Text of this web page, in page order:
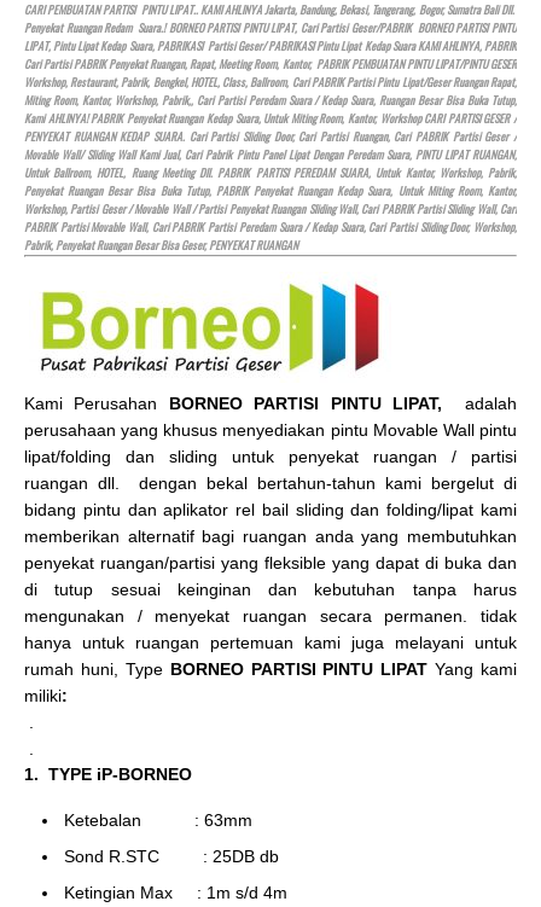
CARI PEMBUATAN PARTISI PINTU LIPAT.. KAMI AHLINYA Jakarta, Bandung, Bekasi, Tangerang, Bogor, Sumatra Bali Dll.
Penyekat Ruangan Redam Suara.! BORNEO PARTISI PINTU LIPAT, Cari Partisi Geser/PABRIK BORNEO PARTISI PINTU
LIPAT, Pintu Lipat Kedap Suara, PABRIKASI Partisi Geser/ PABRIKASI Pintu Lipat Kedap Suara KAMI AHLINYA, PABRIK
Cari Partisi PABRIK Penyekat Ruangan, Rapat, Meeting Room, Kantor, PABRIK PEMBUATAN PINTU LIPAT/PINTU GESER
Workshop, Restaurant, Pabrik, Bengkel,HOTEL, Class, Ballroom, Cari PABRIK Partisi Pintu Lipat/Geser Ruangan Rapat,
Miting Room, Kantor, Workshop, Pabrik,, Cari Partisi Peredam Suara / Kedap Suara, Ruangan Besar Bisa Buka Tutup,
Kami AHLINYA! PABRIK Penyekat Ruangan Kedap Suara, Untuk Miting Room, Kantor, Workshop CARI PARTISI GESER /
PENYEKAT RUANGAN KEDAP SUARA. Cari Partisi Sliding Door, Cari Partisi Ruangan, Cari PABRIK Partisi Geser /
Movable Wall/ Sliding Wall Kami Jual, Cari Pabrik Pintu Panel Lipat Dengan Peredam Suara, PINTU LIPAT RUANGAN,
Untuk Ballroom,HOTEL, Ruang Meeting Dll. PABRIK PARTISI PEREDAM SUARA, Untuk Kantor, Workshop, Pabrik,
Penyekat Ruangan Besar Bisa Buka Tutup, PABRIK Penyekat Ruangan Kedap Suara, Untuk Miting Room, Kantor,
Workshop, Partisi Geser / Movable Wall / Partisi Penyekat Ruangan Sliding Wall, Cari PABRIK Partisi Sliding Wall, Cari
PABRIK Partisi Movable Wall, Cari PABRIK Partisi Peredam Suara / Kedap Suara, Cari Partisi Sliding Door, Workshop,
Pabrik, Penyekat Ruangan Besar Bisa Geser, PENYEKAT RUANGAN
Kami Perusahan BORNEO PARTISI PINTU LIPAT, adalah
perusahaan yang khusus menyediakan pintu Movable Wall pintu
lipat/folding dan sliding untuk penyekat ruangan / partisi
ruangan dll. dengan bekal bertahun-tahun kami bergelut di
bidang pintu dan aplikator rel bail sliding dan folding/lipat kami
memberikan alternatif bagi ruangan anda yang membutuhkan
penyekat ruangan/partisi yang fleksible yang dapat di buka dan
di tutup sesuai keinginan dan kebutuhan tanpa harus
mengunakan / menyekat ruangan secara permanen. tidak
hanya untuk ruangan pertemuan kami juga melayani untuk
rumah huni, Type BORNEO PARTISI PINTU LIPAT Yang kami
miliki:
1. TYPE iP-BORNEO
Ketebalan : 63mm
Sond R.STC : 25DB db
Ketingian Max : 1m s/d 4m